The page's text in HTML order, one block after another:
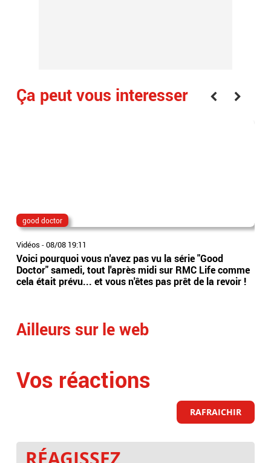
Ça peut vous interesser
good doctor
Vidéos -08/08 19:11
Voici pourquoi vous n'avez pas vu la série "Good
Doctor" samedi, tout l'après midi sur RMC Life comme
cela était prévu... et vous n'êtes pas prêt de la revoir !
Ailleurs sur le web
Vos réactions
RAFRAICHIR